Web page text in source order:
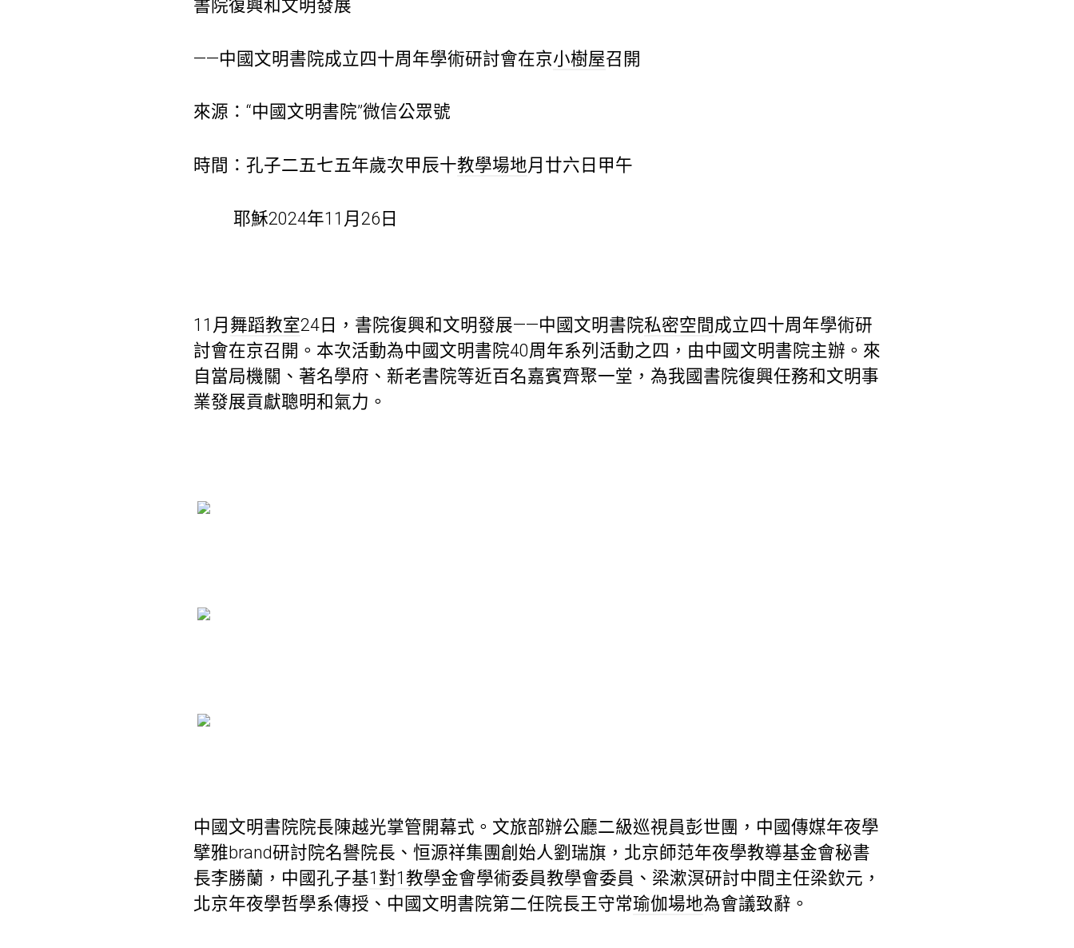
書院復興和文明發展
——中國文明書院成立四十周年學術研討會在京小樹屋召開
來源：“中國文明書院”微信公眾號
時間：孔子二五七五年歲次甲辰十教學場地月廿六日甲午
耶穌2024年11月26日
11月 舞蹈教室24日，書院復興和文明發展——中國文明書院私密空間 成立四十周年學術研
討會在京召開。本次活動為中國文明書院40周年系列活動之四，由中國文明書院主辦。來
自當局機關、著名學府、新老書院等近百名嘉賓齊聚一堂，為我國書院復興任務和文明事
業發展貢獻聰明和氣力。
中國文明書院院長陳越光掌管開幕式。文旅部辦公廳二級巡視員彭世團，中國傳媒年夜學
擘雅brand研討院名譽院長、恒源祥集團創始人劉瑞旗，北京師范年夜學教導基金會秘書
長李勝蘭，中國孔子基1對1教學金會學術委員教學會委員、梁漱溟研討中間主任梁欽元，
北京年夜學哲學系傳授、中國文明書院第二任院長王守常瑜伽場地為會議致辭。